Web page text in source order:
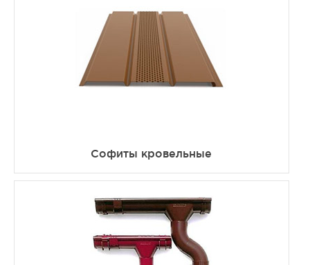
Софиты кровельные